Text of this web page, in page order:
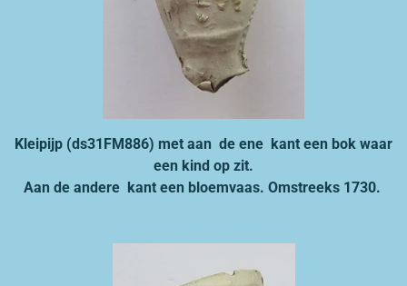
Kleipijp (ds31FM886) met aan de ene kant een bok waar
een kind op zit.
Aan de andere kant een bloemvaas. Omstreeks 1730.